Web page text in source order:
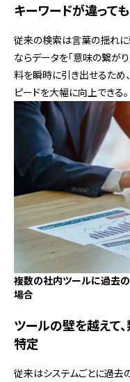
キーワードが違って
従来の検索は言葉の揺れに
ならデータを「意味の繋が
料を瞬時に引き出せるため
ピードを大幅に向上できる。
複数の社内ツールに過去
場合
ツールの壁を越えて
特定
従来はシステムごとに過去